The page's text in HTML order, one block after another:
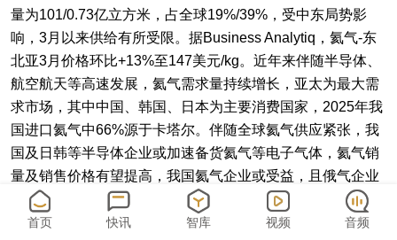
量为101/0.73亿立方米，占全球19%/39%，受中东局势影
响，3月以来供给有所受限。据Business Analytiq，氦气-东
北亚3月价格环比+13%至147美元/kg。近年来伴随半导体、
航空航天等高速发展，氦气需求量持续增长，亚太为最大需
求市场，其中中国、韩国、日本为主要消费国家，2025年我
国进口氦气中66%源于卡塔尔。伴随全球氦气供应紧张，我
国及日韩等半导体企业或加速备货氦气等电子气体，氦气销
量及销售价格有望提高，我国氦气企业或受益，且俄气企业
或更加受益，电子气体行业景气有望改善。
首页 快讯 智库 视频 音频